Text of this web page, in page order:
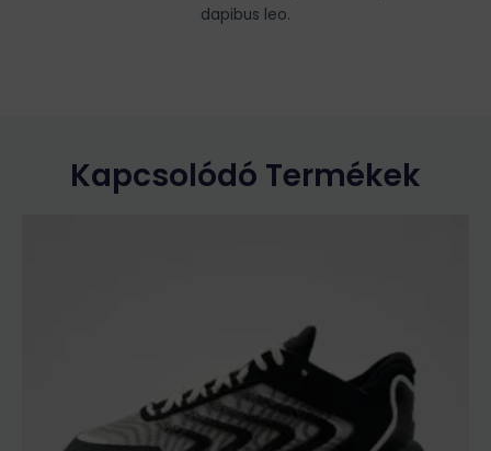
dapibus leo.
Kapcsolódó Termékek